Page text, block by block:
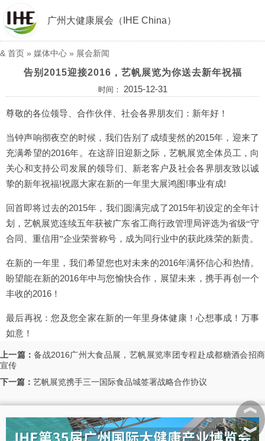
广州大健康展会（IHE China）
& 首页 » 媒体中心 » 展会新闻
告别2015迎接2016，艺帆展览为你送去新年祝福
时间： 2015-12-31
尊敬的各位领导、合作伙伴、社会各界朋友们： 新年好！
当钟声响彻夜空的时候，我们告别了成绩斐然的2015年，迎来了
充满希望的2016年。在这辞旧迎新之际，艺帆展览全体员工，向
关心和支持公司发展的领导们、新老客户及社会各界朋友致以诚
挚的新年祝福!祝愿大家在新的一年里大展鸿图 !事业有成!
回首即将过去的2015年， 我们圆满完成了2015年初设定的全年计
划，艺帆展览连续五年获被广东省工商行政管理局评选为省级“守
合同、重信用”企业荣誉称号，成为同行业中的获此殊荣的新贵。
在新的一年里，我们希望您也对未来的2016年满怀信心和热情。
盼望能在新的2016年中与您愉快合作，展望未来，携手再创一个
丰收的2016 ！
最后再祝：您及您全家在新的一年里身体健康！心想事成！万事
如意！
上一篇：备战2016广州大食品展，艺帆展览率团专程赴成都糖酒会招商
宣传
下一篇： 艺帆展览携手三一国际食品城签署战略合作协议
︽
︾